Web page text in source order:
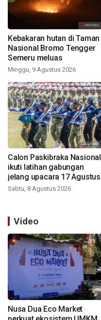
Kebakaran hutan di Taman
Nasional Bromo Tengger
Semeru meluas
Minggu, 9 Agustus 2026
Calon Paskibraka Nasional
ikuti latihan gabungan
jelang upacara 17 Agustus
Sabtu, 8 Agustus 2026
Video
Nusa Dua Eco Market